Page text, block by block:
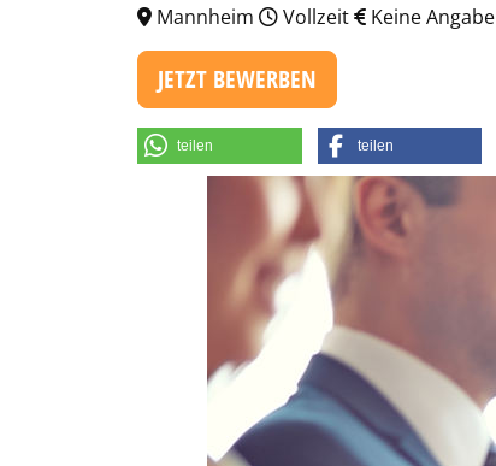
Mannheim
Vollzeit Keine Angabe
JETZT BEWERBEN
teilen teilen